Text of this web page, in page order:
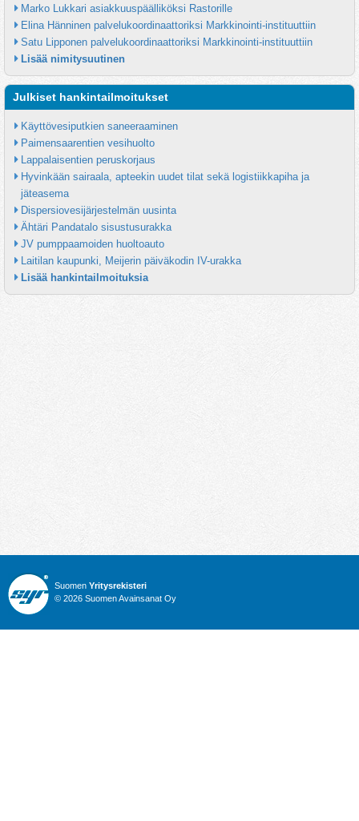
Marko Lukkari asiakkuuspäälliköksi Rastorille
Elina Hänninen palvelukoordinaattoriksi Markkinointi-instituuttiin
Satu Lipponen palvelukoordinaattoriksi Markkinointi-instituuttiin
Lisää nimitysuutinen
Julkiset hankintailmoitukset
Käyttövesiputkien saneeraaminen
Paimensaarentien vesihuolto
Lappalaisentien peruskorjaus
Hyvinkään sairaala, apteekin uudet tilat sekä logistiikkapiha ja
jäteasema
Dispersiovesijärjestelmän uusinta
Ähtäri Pandatalo sisustusurakka
JV pumppaamoiden huoltoauto
Laitilan kaupunki, Meijerin päiväkodin IV-urakka
Lisää hankintailmoituksia
Suomen Yritysrekisteri
© 2026 Suomen Avainsanat Oy